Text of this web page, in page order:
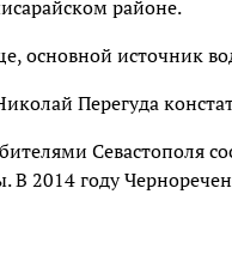
районе.
основной источник
Перегуда
Севастополя
В 2014 году